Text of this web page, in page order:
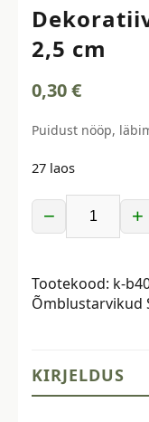
2,5 cm
0,30€
Puidust nööp,
27 laos
−
Dekoratiivne
puidust
2,5
cm
+
Tootekood: k-
Õmblustarvikud
KIRJELDUS